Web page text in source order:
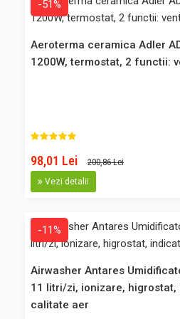
-10%
Purificator aer Woods 310FC
indicator filtru
pentru birouri, sufragerii,
Suedia. Garantie 10 ani impreuna
particule periodic, la 6 luni. Fata
Woods 310, noul Woods 310FC
care ..
-51%
Aeroterma ceramica Adler
1200W, termostat, 2 functii:
98,01 Lei 200,86 Lei
Vezi detalii
-11%
Airwasher Antares
11 litri/zi, ionizare,
calitate aer